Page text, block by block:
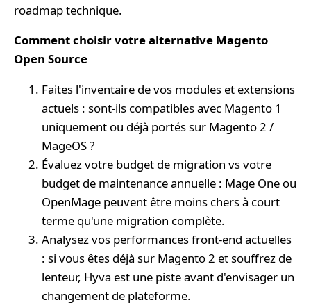
roadmap technique.
Comment choisir votre alternative Magento
Open Source
Faites l'inventaire de vos modules et extensions
actuels : sont-ils compatibles avec Magento 1
uniquement ou déjà portés sur Magento 2 /
MageOS ?
Évaluez votre budget de migration vs votre
budget de maintenance annuelle : Mage One ou
OpenMage peuvent être moins chers à court
terme qu'une migration complète.
Analysez vos performances front-end actuelles
: si vous êtes déjà sur Magento 2 et souffrez de
lenteur, Hyva est une piste avant d'envisager un
changement de plateforme.